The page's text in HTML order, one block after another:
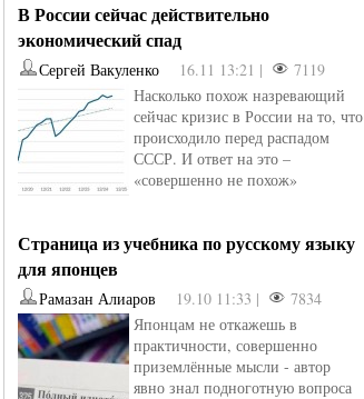
В России сейчас действительно
экономический спад
Сергей Вакуленко 16.11 13:21 |
7119
Насколько похож назревающий
сейчас кризис в России на то, что
происходило перед распадом
СССР. И ответ на это –
«совершенно не похож»
Страница из учебника по русскому языку
для японцев
Рамазан Алиаров 19.10 11:33 |
7834
Японцам не откажешь в
практичности, совершенно
приземлённые мысли - автор
явно знал подноготную вопроса